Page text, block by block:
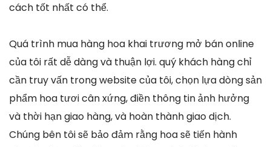
cách tốt nhất có thể.
Quá trình mua hàng hoa khai trương mở bán online
của tôi rất dễ dàng và thuận lợi. quý khách hàng chỉ
cần truy vấn trong website của tôi, chọn lựa dòng sản
phẩm hoa tươi cân xứng, điền thông tin ảnh hưởng
và thời hạn giao hàng, và hoàn thành giao dịch.
Chúng bên tôi sẽ bảo đảm rằng hoa sẽ tiến hành